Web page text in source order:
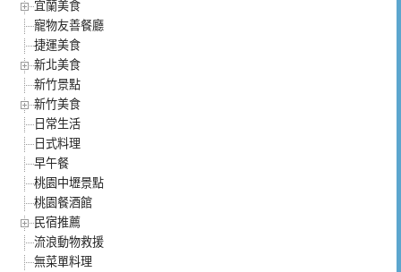
宜蘭美食
寵物友善餐廳
捷運美食
新北美食
新竹景點
新竹美食
日常生活
日式料理
早午餐
桃園中壢景點
桃園餐酒館
民宿推薦
流浪動物救援
無菜單料理